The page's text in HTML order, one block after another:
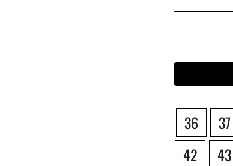
36 37
42
43